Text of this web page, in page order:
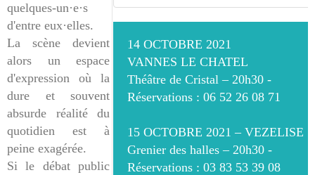
quelques-un·e·s
d'entre eux·elles.
La scène devient
alors un espace
d'expression où la
dure et souvent
absurde réalité du
quotidien est à
peine exagérée.
Si le débat public
14 OCTOBRE 2021
VANNES LE CHATEL
Théâtre de Cristal – 20h30 -
Réservations : 06 52 26 08 71
15 OCTOBRE 2021 – VEZELISE
Grenier des halles – 20h30 -
Réservations : 03 83 53 39 08